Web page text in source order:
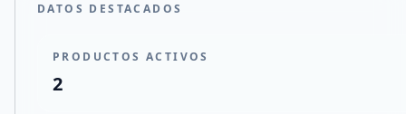
DATOS DESTACADOS
PRODUCTOS ACTIVOS
2